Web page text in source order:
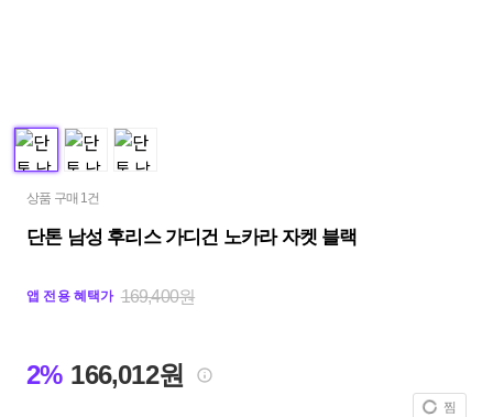
상품 구매 1건
단톤 남성 후리스 가디건 노카라 자켓 블랙
앱 전용 혜택가 169,400원
2% 166,012원
찜